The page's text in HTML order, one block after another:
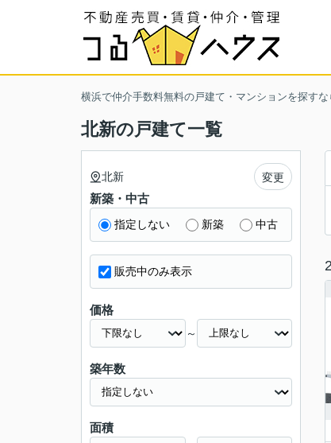
横浜で仲介手数料無料の戸建て・マンションを探す
北新の戸建て一覧
北新 変更
新築・中古
指定しない 新築 中古
販売中のみ表示
価格
～
築年数
面積